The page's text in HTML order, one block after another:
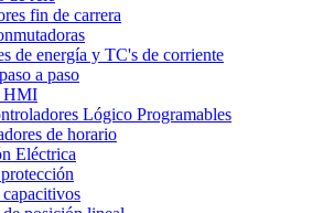
fin de carrera
de energía y TC's de corriente
a paso
HMI
Lógico Programables
de horario
Eléctrica
capacitivos